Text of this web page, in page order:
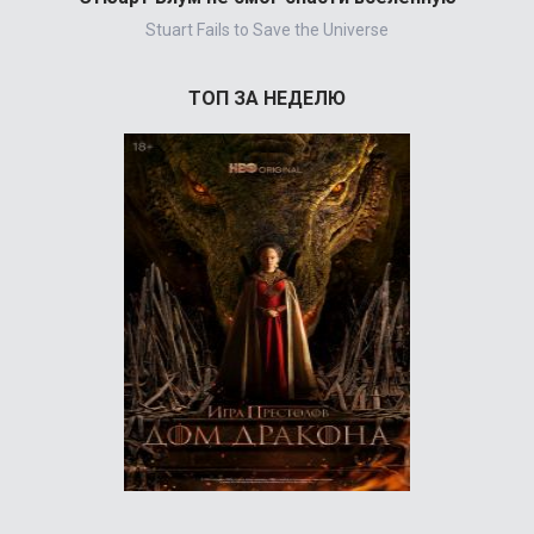
Stuart Fails to Save the Universe
ТОП ЗА НЕДЕЛЮ